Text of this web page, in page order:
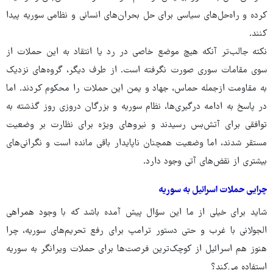
کرده و راه‌حل‌های سیاسی برای حل بحران‌های انسانی و نظامی سوریه پیدا
کنند.
نکته جالب‌تر آنکه هیچ موضع خاصی در رد یا انتقاد به این حملات از
سوی مقامات سوری صورت نگرفته است. از طرف دیگر، گروه‌های نزدیک
به مقاومت ازجمله حماس، جهاد و یمن این حملات را محکوم کردند. اما
در پاسخ به ادامه درگیری‌ها، نظام سوریه و بزرگان دروزی روز گذشته به
توافقی برای آتش‌بس رسیدند و نیروهای ویژه برای نظارت بر وضعیت
مستقر شدند، اما وضعیت همچنان ناپایدار باقی مانده است و نگرانی‌های
بیشتری از نقض‌های آتی وجود دارد.
چرایی حملات اسرائیل به سوریه
شاید برای خیلی از ما این سؤال پیش آمده باشد که با وجود همراهی
الجولانی با غرب و حتی دستور ترامپ برای رفع تحریم‌های سوریه، چرا
هنوز هم اسرائیل از کوچک‌ترین فرصت‌ها برای حملات ویرانگر به سوریه